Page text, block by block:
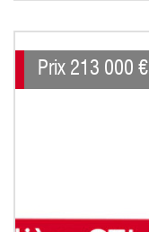
Prix 213 000 €